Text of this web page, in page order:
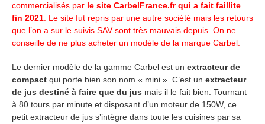
commercialisés par le site CarbelFrance.fr qui a fait faillite
fin 2021 . Le site fut repris par une autre société mais les retours
que l’on a sur le suivis SAV sont très mauvais depuis. On ne
conseille de ne plus acheter un modèle de la marque Carbel.
Le dernier modèle de la gamme Carbel est un extracteur de
compact qui porte bien son nom « mini ». C’est un extracteur
de jus destiné à faire que du jus mais il le fait bien. Tournant
à 80 tours par minute et disposant d’un moteur de 150W, ce
petit extracteur de jus s’intègre dans toute les cuisines par sa